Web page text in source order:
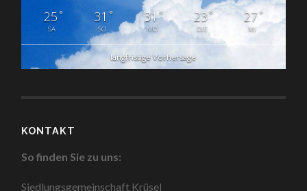
25°
SA
31 °
SO
31°
MO
23°
DIE
27°
MI
langfristige Vorhersage
KONTAKT
So finden Sie zu uns:
Siedlungsgemeinschaft Krüsel